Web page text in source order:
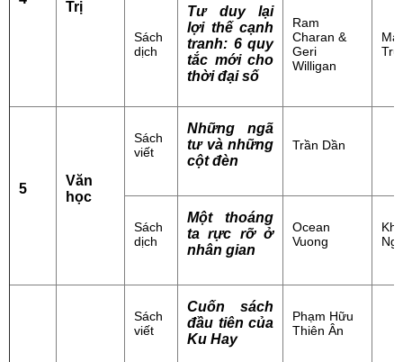
Trị
Sách
dịch
Tư duy lại
lợi thế cạnh
tranh: 6 quy
tắc mới cho
thời đại số
Ram
Charan &
Geri
Willigan
5
Văn
học
Sách
viết
Những ngã
tư và những
cột đèn
Trần Dần
Sách
dịch
Một thoáng
ta rực rỡ ở
nhân gian
Ocean
Vuong
Sách
viết
Cuốn sách
đầu tiên của
Ku Hay
Phạm Hữu
Thiên Ân